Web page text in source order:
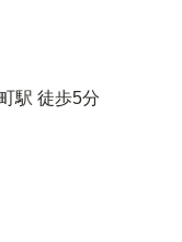
駅 徒歩5分